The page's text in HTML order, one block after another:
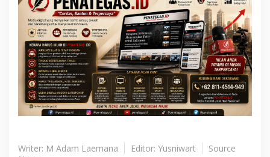
Writer: M Adam Laemana Editor: Yusniwart
Source